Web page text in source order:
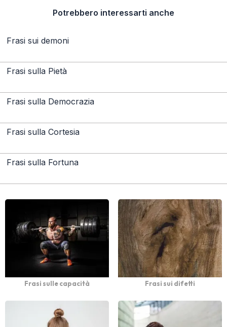
Potrebbero interessarti anche
Frasi sui demoni
Frasi sulla Pietà
Frasi sulla Democrazia
Frasi sulla Cortesia
Frasi sulla Fortuna
Frasi sulle capacità Frasi sui difetti